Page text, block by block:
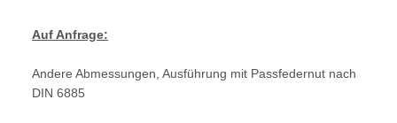
Auf Anfrage:
Andere Abmessungen, Ausführung mit Passfedernut nach
DIN 6885